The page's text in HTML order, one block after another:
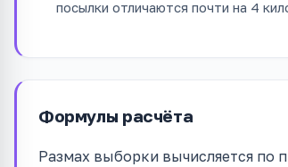
посылки отличаются почти на 4
Формулы расчёта
Размах выборки вычисляется по